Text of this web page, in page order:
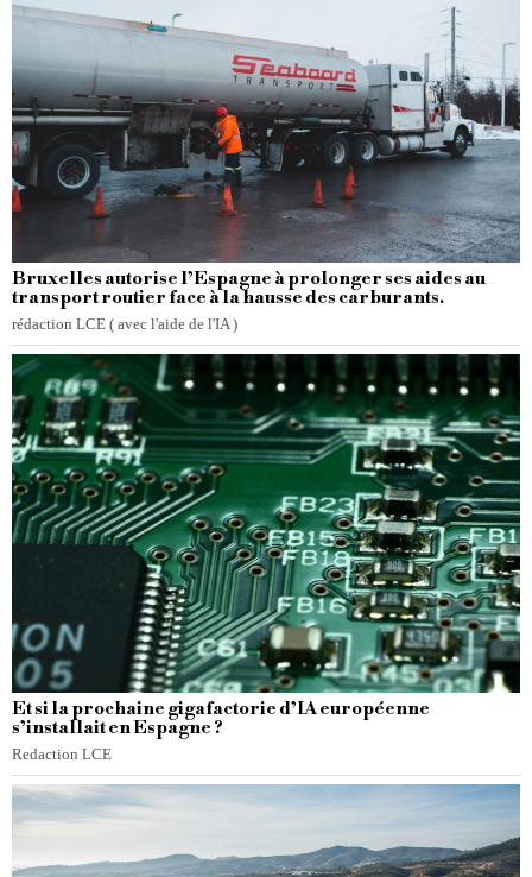
Bruxelles autorise l’Espagne à prolonger ses aides au
transport routier face à la hausse des carburants.
rédaction LCE ( avec l'aide de l'IA )
Et si la prochaine gigafactorie d’IA européenne
s’installait en Espagne ?
Redaction LCE